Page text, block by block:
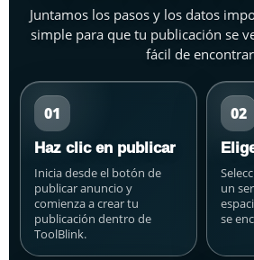
Juntamos los pasos y los datos
simple para que tu publicación se
fácil de
01
Haz clic en publicar
Inicia desde el botón de
publicar anuncio y
comienza a crear tu
publicación dentro de
ToolBlink.
02
un
se